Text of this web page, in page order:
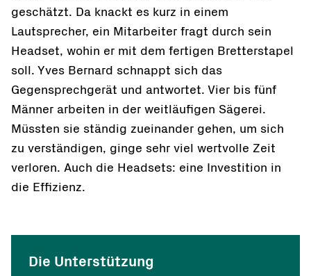
geschätzt. Da knackt es kurz in einem
Lautsprecher, ein Mitarbeiter fragt durch sein
Headset, wohin er mit dem fertigen Bretterstapel
soll. Yves Bernard schnappt sich das
Gegensprechgerät und antwortet. Vier bis fünf
Männer arbeiten in der weitläufigen Sägerei.
Müssten sie ständig zueinander gehen, um sich
zu verständigen, ginge sehr viel wertvolle Zeit
verloren. Auch die Headsets: eine Investition in
die Effizienz.
Die Unterstützung